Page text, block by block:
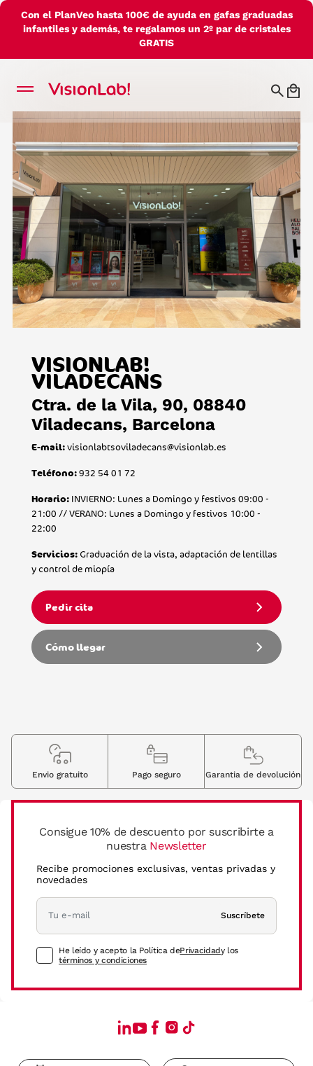
Con el PlanVeo hasta 100€ de ayuda en gafas graduadas
infantiles y además, te regalamos un 2º par de cristales
GRATIS
VISIONLAB!
VILADECANS
Ctra. de la Vila, 90, 08840
Viladecans, Barcelona
E-mail:visionlabtsoviladecans@visionlab.es
Teléfono:932 54 01 72
Horario:INVIERNO: Lunes a Domingo y festivos 09:00 -
21:00 // VERANO: Lunes a Domingo y festivos 10:00 -
22:00
Servicios:Graduación de la vista, adaptación de lentillas
y control de miopía
Pedir cita
Cómo llegar
Consigue 10% de descuento por suscribirte a
nuestra Newsletter
Recibe promociones exclusivas, ventas privadas y
novedades
Suscríbete
He leído y acepto la Política dePrivacidady los
términos y condiciones
Envio gratuito Pago seguro Garantia de devolución